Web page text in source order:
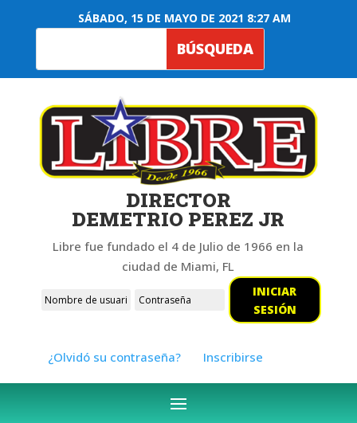
SÁBADO, 15 DE MAYO DE 2021 8:27 AM
DIRECTOR
DEMETRIO PEREZ JR
Libre fue fundado el 4 de Julio de 1966 en la
ciudad de Miami, FL
INICIAR
SESIÓN
¿Olvidó su contraseña? Inscribirse